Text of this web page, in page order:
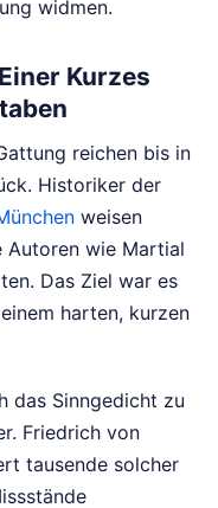
widmen.
Kurzes
reichen bis in
Historiker der
weisen
Autoren wie Martial
Das Ziel war es
harten, kurzen
das Sinngedicht zu
Friedrich von
tausende solcher